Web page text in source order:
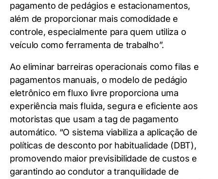
pagamento de pedágios e estacionamentos,
além de proporcionar mais comodidade e
controle, especialmente para quem utiliza o
veículo como ferramenta de trabalho”.
Ao eliminar barreiras operacionais como filas e
pagamentos manuais, o modelo de pedágio
eletrônico em fluxo livre proporciona uma
experiência mais fluida, segura e eficiente aos
motoristas que usam a tag de pagamento
automático. “O sistema viabiliza a aplicação de
políticas de desconto por habitualidade (DBT),
promovendo maior previsibilidade de custos e
garantindo ao condutor a tranquilidade de